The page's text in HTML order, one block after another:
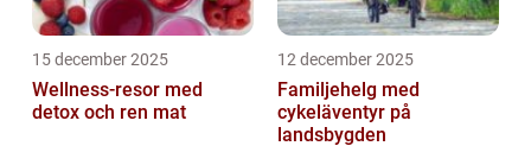
15 december 2025
Wellness-resor med
detox och ren mat
12 december 2025
Familjehelg med
cykeläventyr på
landsbygden